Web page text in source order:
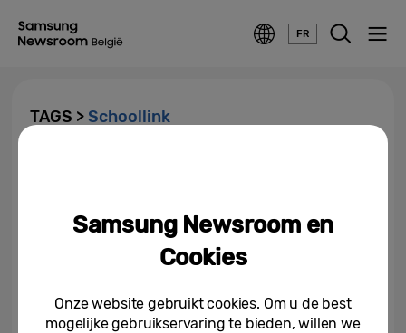
FR
TAGS > Schoollink
11-10-2019
Samsung Newsroom en
Cookies
Onze website gebruikt cookies. Om u de best
mogelijke gebruikservaring te bieden, willen we